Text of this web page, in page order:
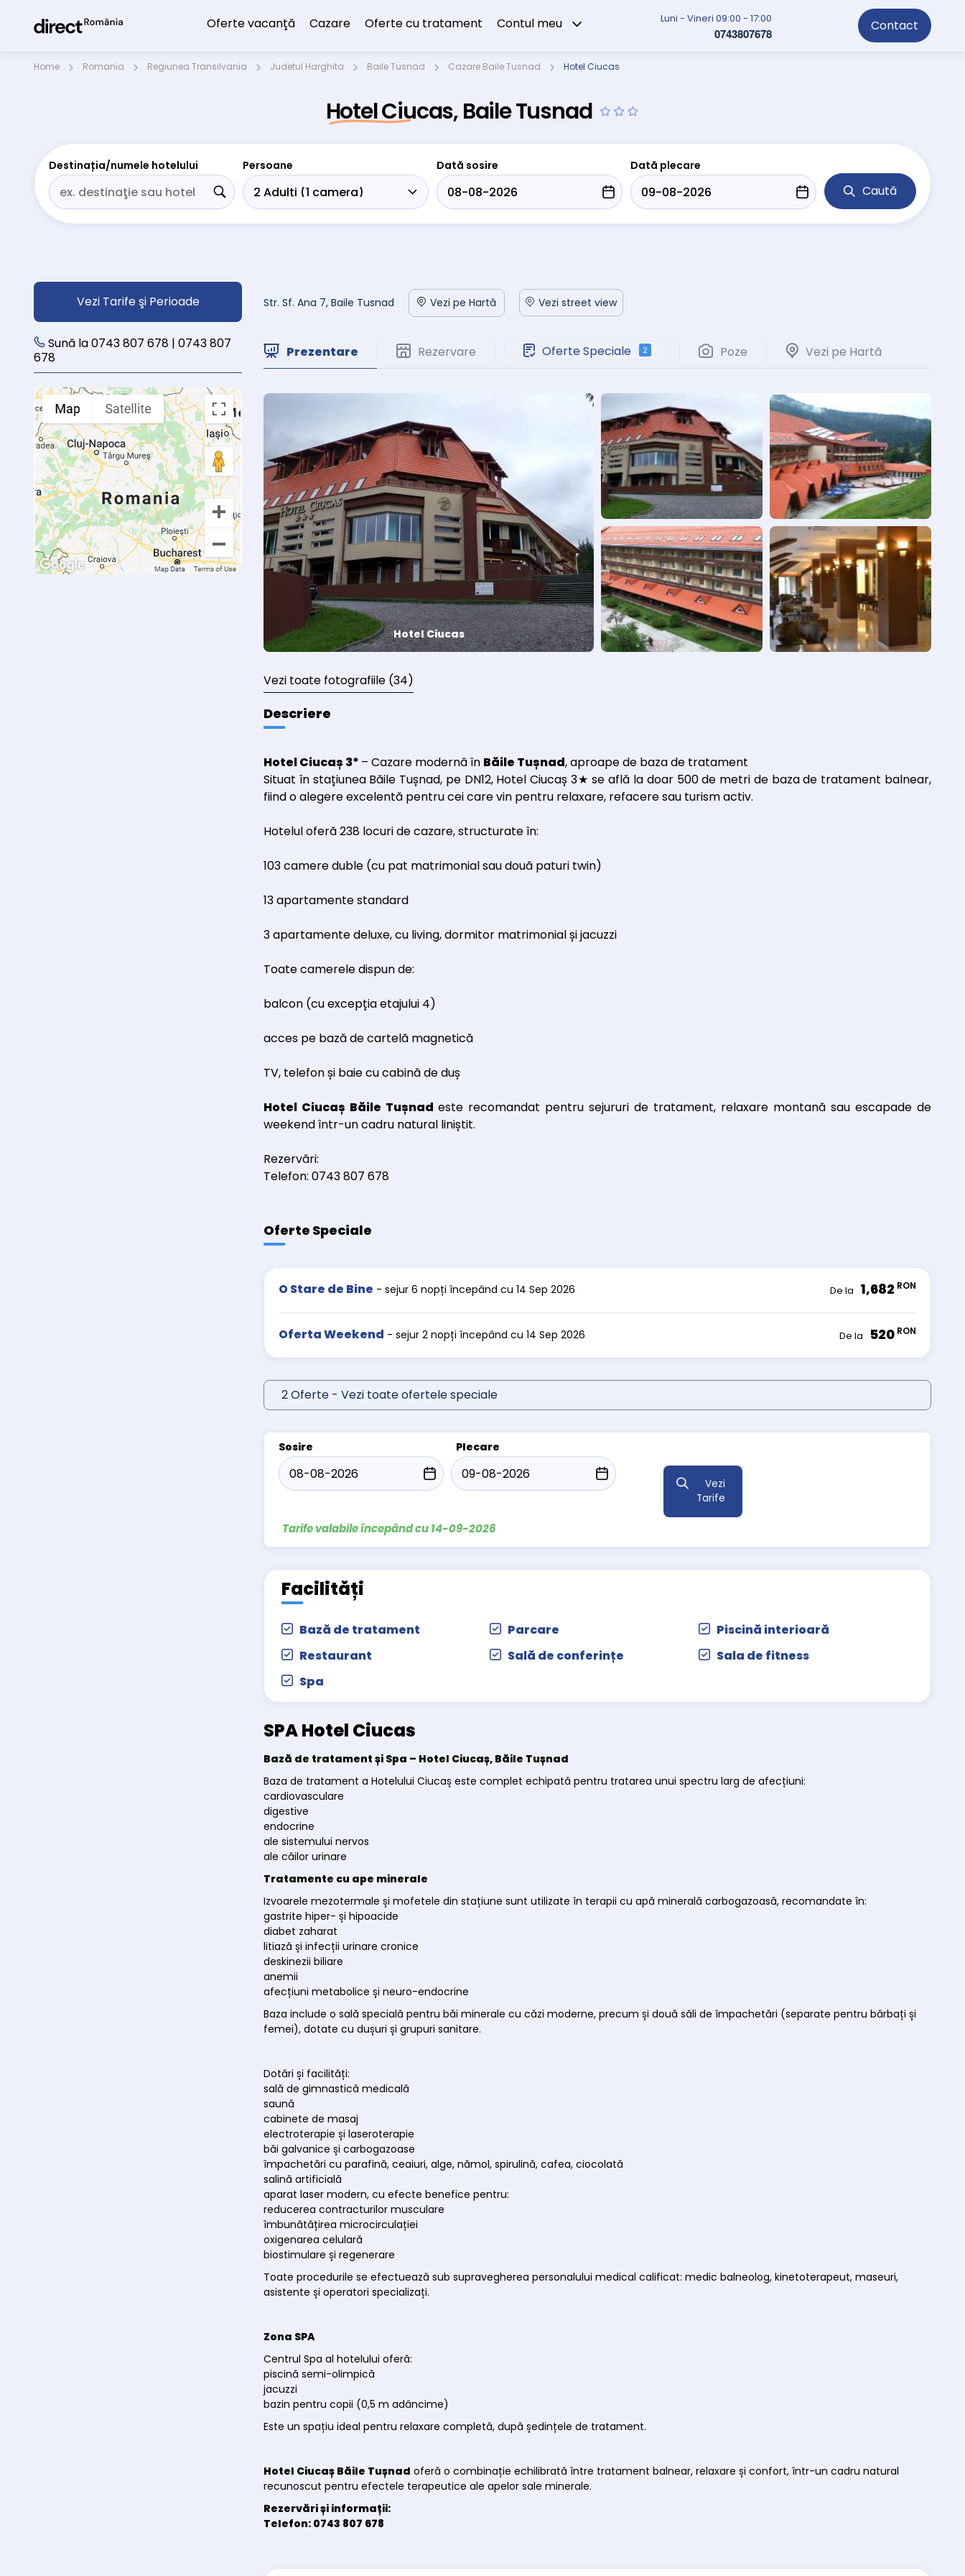
Oferte vacanţă Cazare Oferte cu tratament Contul meu Luni - Vineri 09:00 - 17:00
0743807678 Contact
Home Romania Regiunea Transilvania Judetul Harghita Baile Tusnad Cazare Baile Tusnad Hotel Ciucas
Hotel Ciucas, Baile Tusnad
Destinația/numele hotelului Persoane Dată sosire Dată plecare
Caută
Vezi Tarife şi Perioade
Sună la 0743 807 678 | 0743 807
678
Str. Sf. Ana 7, Baile Tusnad Vezi pe Hartă Vezi street view
Prezentare Rezervare Oferte Speciale 2 Poze Vezi pe Hartă
Hotel Ciucas
Vezi toate fotografiile (34)
Descriere
Hotel Ciucaș 3* – Cazare modernă în Băile Tușnad, aproape de baza de tratament
Situat în stațiunea Băile Tușnad, pe DN12, Hotel Ciucaș 3★ se află la doar 500 de metri de baza de tratament balnear,
fiind o alegere excelentă pentru cei care vin pentru relaxare, refacere sau turism activ.
Hotelul oferă 238 locuri de cazare, structurate în:
103 camere duble (cu pat matrimonial sau două paturi twin)
13 apartamente standard
3 apartamente deluxe, cu living, dormitor matrimonial și jacuzzi
Toate camerele dispun de:
balcon (cu excepția etajului 4)
acces pe bază de cartelă magnetică
TV, telefon și baie cu cabină de duș
Hotel Ciucaș Băile Tușnad este recomandat pentru sejururi de tratament, relaxare montană sau escapade de
weekend într-un cadru natural liniștit.
Rezervări:
Telefon: 0743 807 678
Oferte Speciale
O Stare de Bine - sejur 6 nopți începând cu 14 Sep 2026 De la 1,682 RON
Oferta Weekend - sejur 2 nopți începând cu 14 Sep 2026 De la 520 RON
2 Oferte - Vezi toate ofertele speciale
Sosire Plecare
Vezi
Tarife
Tarife valabile începând cu 14-09-2026
Facilități
Bază de tratament Parcare
Piscină interioară
Restaurant
Sală de conferințe
Sala de fitness
Spa
SPA Hotel Ciucas
Bază de tratament și Spa – Hotel Ciucaș, Băile Tușnad
Baza de tratament a Hotelului Ciucaș este complet echipată pentru tratarea unui spectru larg de afecțiuni:
cardiovasculare
digestive
endocrine
ale sistemului nervos
ale căilor urinare
Tratamente cu ape minerale
Izvoarele mezotermale și mofetele din stațiune sunt utilizate în terapii cu apă minerală carbogazoasă, recomandate în:
gastrite hiper- și hipoacide
diabet zaharat
litiază și infecții urinare cronice
deskinezii biliare
anemii
afecțiuni metabolice și neuro-endocrine
Baza include o sală specială pentru băi minerale cu căzi moderne, precum și două săli de împachetări (separate pentru bărbați și
femei), dotate cu dușuri și grupuri sanitare.
Dotări și facilități:
sală de gimnastică medicală
saună
cabinete de masaj
electroterapie și laseroterapie
băi galvanice și carbogazoase
împachetări cu parafină, ceaiuri, alge, nămol, spirulină, cafea, ciocolată
salină artificială
aparat laser modern, cu efecte benefice pentru:
reducerea contracturilor musculare
îmbunătățirea microcirculației
oxigenarea celulară
biostimulare și regenerare
Toate procedurile se efectuează sub supravegherea personalului medical calificat: medic balneolog, kinetoterapeut, maseuri,
asistente și operatori specializați.
Zona SPA
Centrul Spa al hotelului oferă:
piscină semi-olimpică
jacuzzi
bazin pentru copii (0,5 m adâncime)
Este un spațiu ideal pentru relaxare completă, după ședințele de tratament.
Hotel Ciucaș Băile Tușnad oferă o combinație echilibrată între tratament balnear, relaxare și confort, într-un cadru natural
recunoscut pentru efectele terapeutice ale apelor sale minerale.
Rezervări și informații:
Telefon: 0743 807 678